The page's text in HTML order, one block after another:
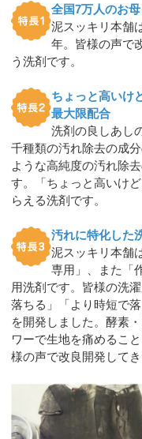
全国7万人のお
泥スッキリ本舗
年。皆様の声で
う洗剤です。
ちょっと高いけ
最大限配合
洗剤の良しあし
千種類の汚れ除去の成
ような高純度の汚れ除
す。「ちょっと高いけ
らえる洗剤です。
汚れに特化した
泥スッキリ本舗
専用」、また「
用洗剤です。皆様の洗
落ちる」「より時短で
を開発しました。酵素
ワーで生地を痛めるこ
様の声で改良開発して